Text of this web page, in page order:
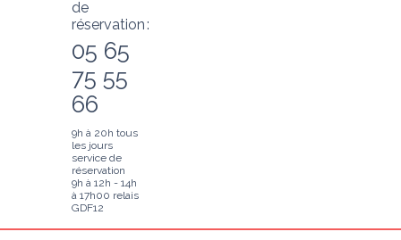
de
réservation :
05 65
75 55
66
9h à 20h tous
les jours
service de
réservation
9h à 12h - 14h
à 17h00 relais
GDF12